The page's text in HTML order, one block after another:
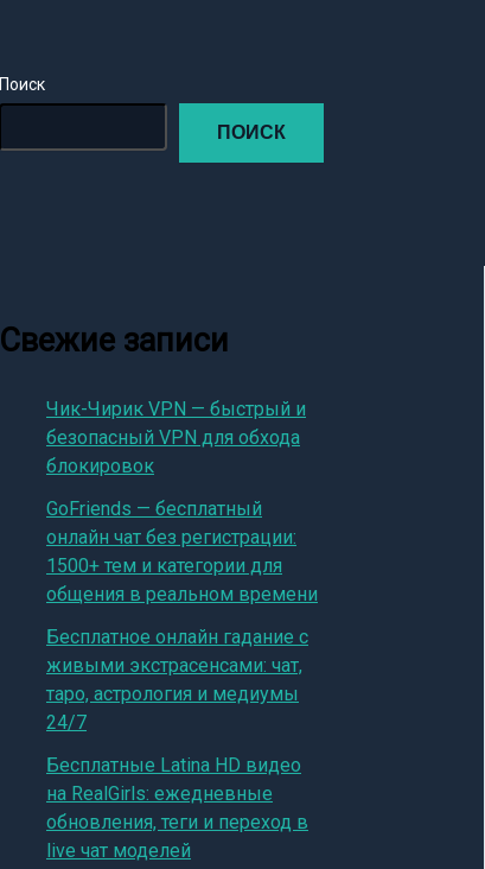
Поиск
ПОИСК
Свежие записи
Чик-Чирик VPN — быстрый и
безопасный VPN для обхода
блокировок
GoFriends — бесплатный
онлайн чат без регистрации:
1500+ тем и категории для
общения в реальном времени
Бесплатное онлайн гадание с
живыми экстрасенсами: чат,
таро, астрология и медиумы
24/7
Бесплатные Latina HD видео
на RealGirls: ежедневные
обновления, теги и переход в
live чат моделей